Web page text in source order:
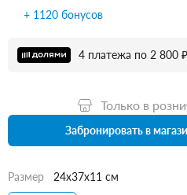
+ 1120 бонусов
4 платежа по 2 800 ₽
Только в
Забронировать в
Размер
24x37x11 см